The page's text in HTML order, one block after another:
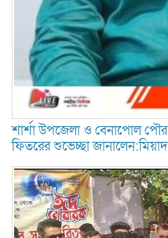
শার্শা উপজেলা ও বেনাপোল
ফিতরের শুভেচ্ছা